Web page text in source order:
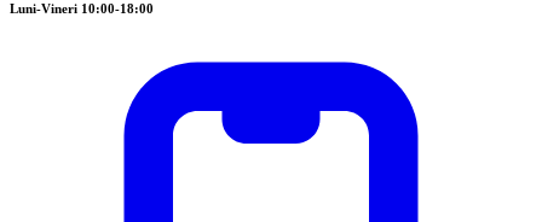
Luni-Vineri 10:00-18:00